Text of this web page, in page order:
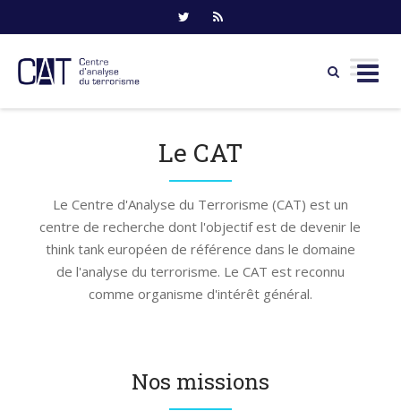
Le CAT
Le Centre d'Analyse du Terrorisme (CAT) est un
centre de recherche dont l'objectif est de devenir le
think tank européen de référence dans le domaine
de l'analyse du terrorisme. Le CAT est reconnu
comme organisme d'intérêt général.
Nos missions